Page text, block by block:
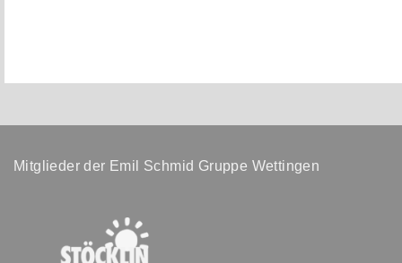
Mitglieder der Emil Schmid Gruppe Wettingen